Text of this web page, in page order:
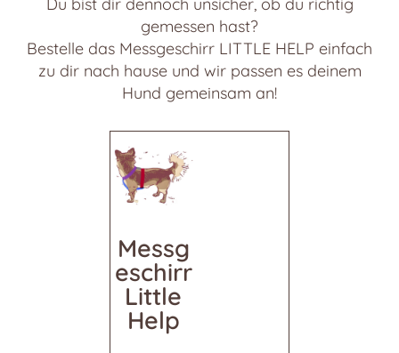
gemessen hast?
Bestelle das Messgeschirr LITTLE HELP einfach
zu dir nach hause und wir passen es deinem
Hund gemeinsam an!
Messg
eschirr
Little
Help